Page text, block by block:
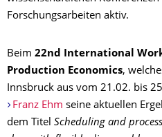
Forschungsarbeiten aktiv.
Beim 22nd
International
Production Economics,
Innsbruck aus vom 21.02. bis
Franz Ehm seine aktuellen
dem Titel Scheduling and